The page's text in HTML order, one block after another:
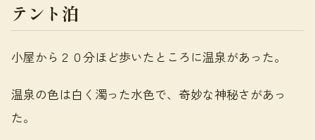
テント泊
小屋から２０分ほど歩いたところに温泉があった。
温泉の色は白く濁った水色で、奇妙な神秘さがあっ
た。